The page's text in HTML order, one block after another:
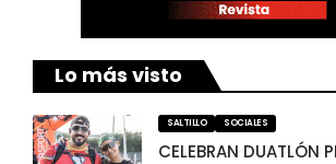
Lo más visto
SALTILLO SOCIALES
CELEBRAN DUATLÓN